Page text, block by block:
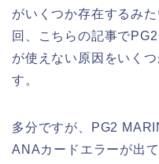
がいくつか存在するみ
回、こちらの記事で
が使えない原因をいく
す。
多分ですが、PG2
ANAカードエラーが出